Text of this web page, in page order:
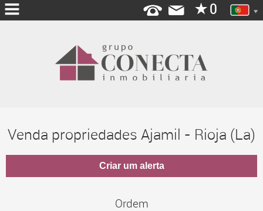
ABRA
SUA
AGÊNCIA
Venda propriedades Ajamil - Rioja (La)
Ordem